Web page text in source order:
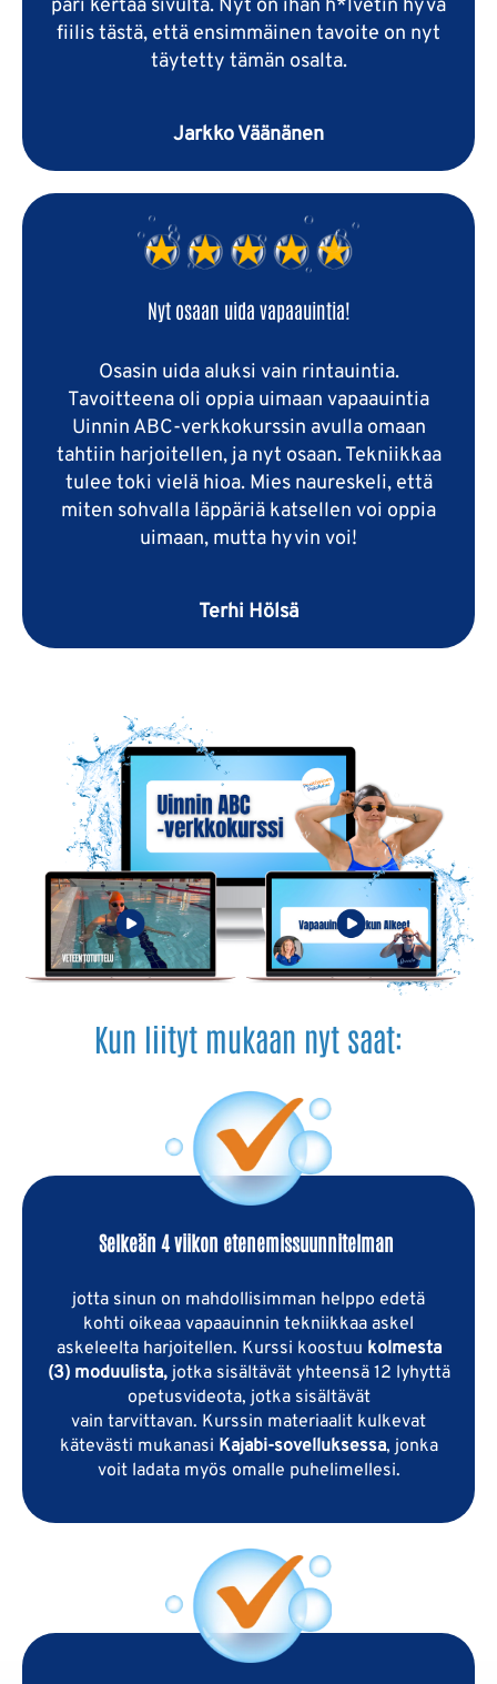
pari kertaa sivulta. Nyt on ihan h*lvetin hyvä
fiilis tästä, että ensimmäinen tavoite on nyt
täytetty tämän osalta.
Jarkko Väänänen
Nyt osaan uida vapaauintia!
Osasin uida aluksi vain rintauintia.
Tavoitteena oli oppia uimaan vapaauintia
Uinnin ABC-verkkokurssin avulla omaan
tahtiin harjoitellen, ja nyt osaan. Tekniikkaa
tulee toki vielä hioa. Mies naureskeli, että
miten sohvalla läppäriä katsellen voi oppia
uimaan, mutta hyvin voi!
Terhi Hölsä
Kun liityt mukaan nyt saat:
Selkeän 4 viikon etenemissuunnitelman
jotta sinun on mahdollisimman helppo edetä
kohti oikeaa vapaauinnin tekniikkaa askel
askeleelta harjoitellen. Kurssi koostuu kolmesta
(3) moduulista, jotka sisältävät yhteensä 12 lyhyttä
opetusvideota, jotka sisältävät
vain tarvittavan. Kurssin materiaalit kulkevat
kätevästi mukanasi Kajabi-sovelluksessa, jonka
voit ladata myös omalle puhelimellesi.